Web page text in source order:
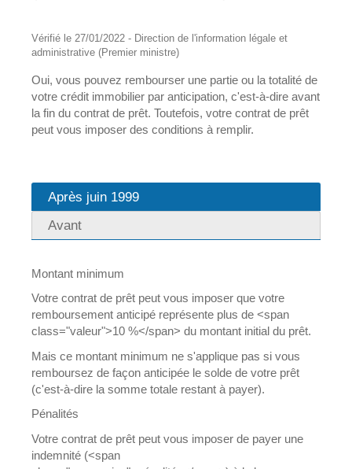
Vérifié le 27/01/2022 - Direction de l'information légale et
administrative (Premier ministre)
Oui, vous pouvez rembourser une partie ou la totalité de
votre crédit immobilier par anticipation, c'est-à-dire avant
la fin du contrat de prêt. Toutefois, votre contrat de prêt
peut vous imposer des conditions à remplir.
Après juin 1999
Avant
Montant minimum
Votre contrat de prêt peut vous imposer que votre
remboursement anticipé représente plus de <span
class="valeur">10 %</span> du montant initial du prêt.
Mais ce montant minimum ne s'applique pas si vous
remboursez de façon anticipée le solde de votre prêt
(c'est-à-dire la somme totale restant à payer).
Pénalités
Votre contrat de prêt peut vous imposer de payer une
indemnité (<span